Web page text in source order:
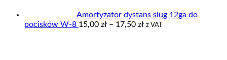
Amortyzator dystans slug 12ga do
pocisków W-8 15,00 zł – 17,50 złZakres
z VAT